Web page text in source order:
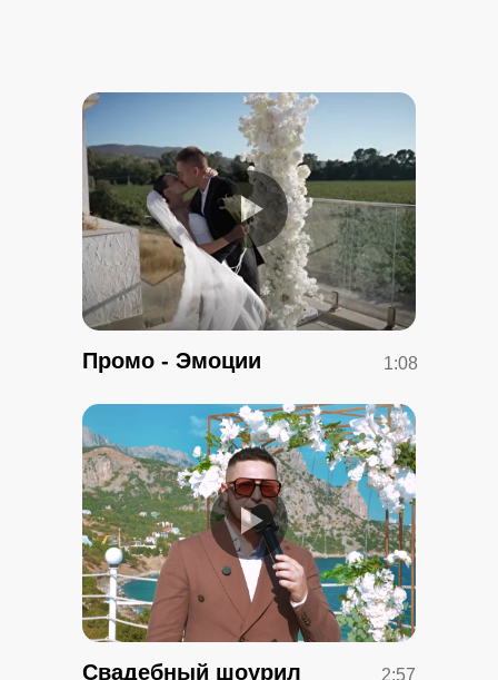
Промо - Эмоции 1:08
Свадебный шоурил 2:57